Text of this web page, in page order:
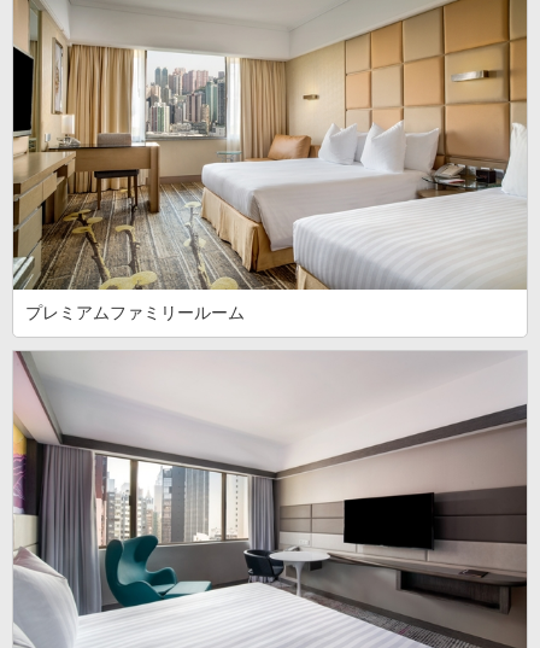
プレミアムファミリールーム